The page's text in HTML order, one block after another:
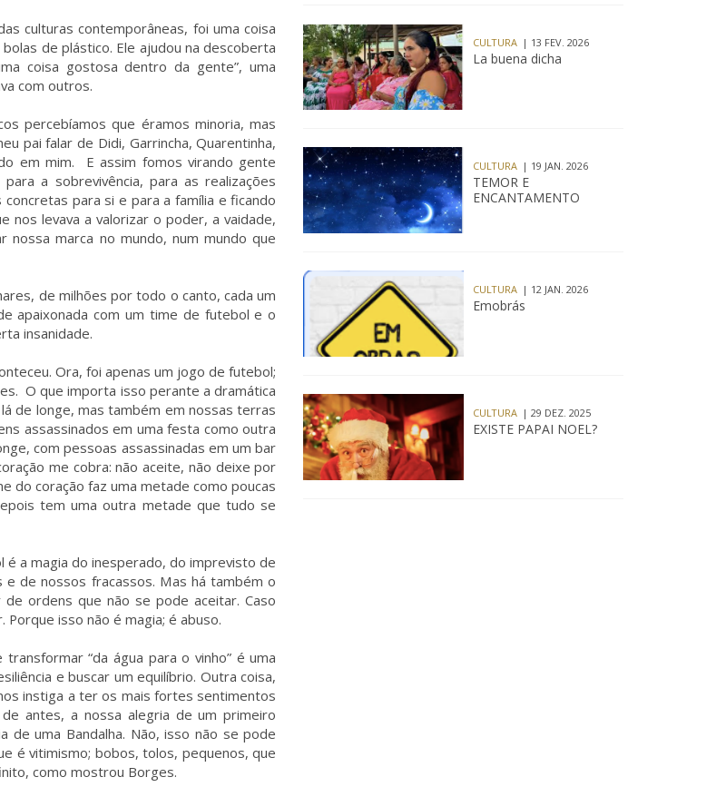
culturas contemporâneas, foi uma coisa
de plástico. Ele ajudou na descoberta
coisa gostosa dentro da gente”, uma
com outros.
percebíamos que éramos minoria, mas
pai falar de Didi, Garrincha, Quarentinha,
em mim. E assim fomos virando gente
a sobrevivência, para as realizações
para si e para a família e ficando
nos levava a valorizar o poder, a vaidade,
marca no mundo, num mundo que
de milhões por todo o canto, cada um
apaixonada com um time de futebol e o
insanidade.
Ora, foi apenas um jogo de futebol;
O que importa isso perante a dramática
de longe, mas também em nossas terras
assassinados em uma festa como outra
com pessoas assassinadas em um bar
me cobra: não aceite, não deixe por
do coração faz uma metade como poucas
tem uma outra metade que tudo se
a magia do inesperado, do imprevisto de
de nossos fracassos. Mas há também o
ordens que não se pode aceitar. Caso
isso não é magia; é abuso.
“da água para o vinho” é uma
e buscar um equilíbrio. Outra coisa,
instiga a ter os mais fortes sentimentos
antes, a nossa alegria de um primeiro
uma Bandalha. Não, isso não se pode
é vitimismo; bobos, tolos, pequenos, que
como mostrou Borges.
CULTURA | 13 FEV. 2026
La buena dicha
CULTURA | 19 JAN. 2026
TEMOR E
ENCANTAMENTO
CULTURA | 12 JAN. 2026
Emobrás
CULTURA | 29 DEZ. 2025
EXISTE PAPAI NOEL?